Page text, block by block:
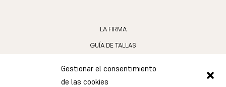
Gestionar el consentimiento
de las cookies
LA FIRMA
GUÍA DE TALLAS
CUIDADO DE LAS JOYAS